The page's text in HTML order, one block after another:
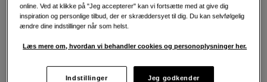
Fri fragt ved køb over 500 kr.
30 dages returret
online. Ved at klikke på "Jeg accepterer" kan vi fortsætte med at give dig
inspiration og personlige tilbud, der er skræddersyet til dig. Du kan selvfølgelig
ændre dine indstillinger når som helst.
Læs mere om, hvordan vi behandler cookies og personoplysninger her.
Indstillinger Jeg godkender